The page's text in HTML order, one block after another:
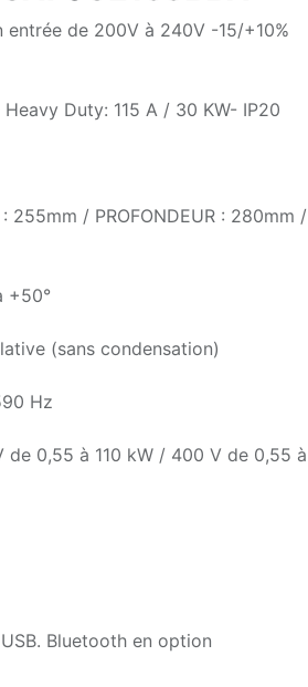
de 200V à 240V -15/+10%
Duty: 115 A / 30 KW- IP20
255mm / PROFONDEUR : 280mm /
+50°
(sans condensation)
Hz
de 0,55 à 110 kW / 400 V de 0,55 à
Bluetooth en option